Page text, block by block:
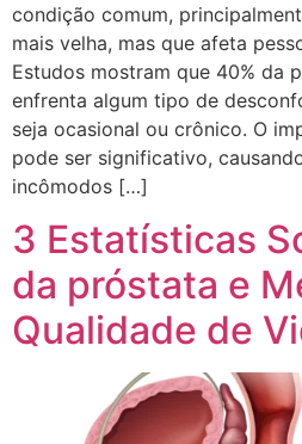
condição comum,
mais velha, mas que afeta
Estudos mostram que 40% da
enfrenta algum tipo de
seja ocasional ou crônico. O
pode ser significativo,
incômodos […]
3 Estatísticas
da próstata e
Qualidade de